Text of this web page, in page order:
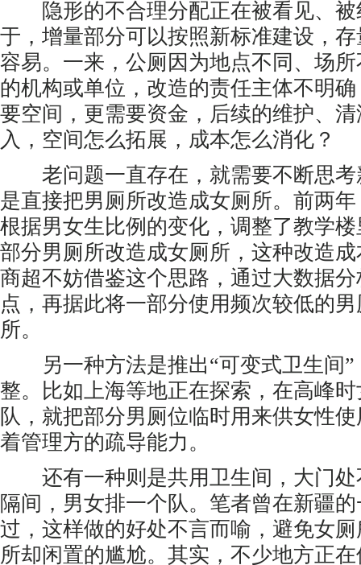
隐形的不合理分配正在被看见、被
于，增量部分可以按照新标准建设，
容易。一来，公厕因为地点不同、场
的机构或单位，改造的责任主体不明
要空间，更需要资金，后续的维护、
入，空间怎么拓展，成本怎么消化？
老问题一直存在，就需要不断思考
是直接把男厕所改造成女厕所。前两
根据男女生比例的变化，调整了教学
部分男厕所改造成女厕所，这种改造
商超不妨借鉴这个思路，通过大数据
点，再据此将一部分使用频次较低的
所。
另一种方法是推出“可变式卫生间”
整。比如上海等地正在探索，在高峰
队，就把部分男厕位临时用来供女性
着管理方的疏导能力。
还有一种则是共用卫生间，大门处
隔间，男女排一个队。笔者曾在新疆
过，这样做的好处不言而喻，避免女
所却闲置的尴尬。其实，不少地方正